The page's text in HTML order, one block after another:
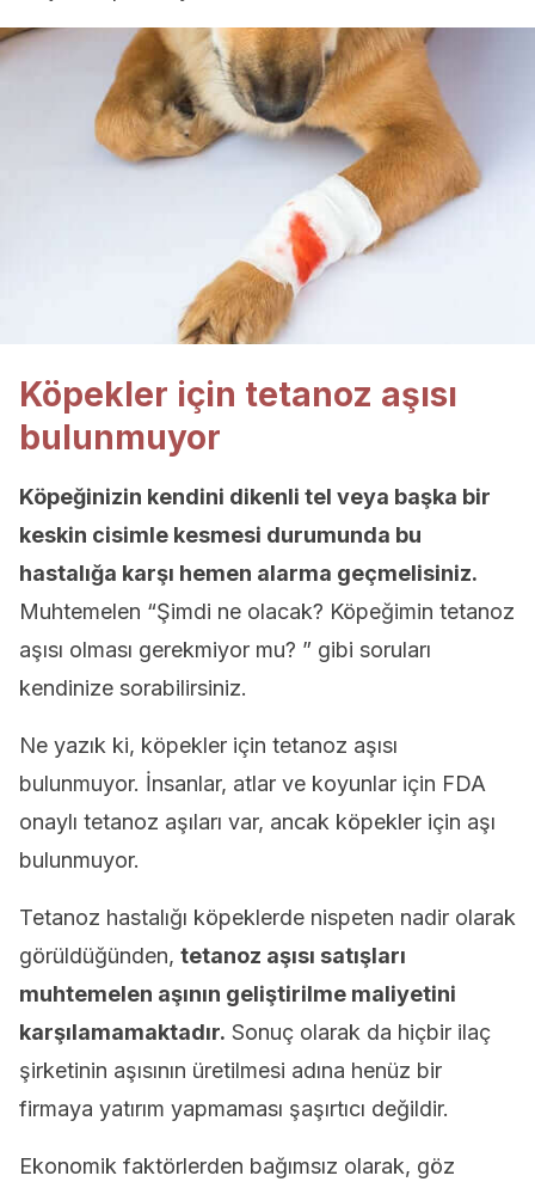
Köpekler için tetanoz aşısı
bulunmuyor
Köpeğinizin kendini dikenli tel veya başka bir
keskin cisimle kesmesi durumunda bu
hastalığa karşı hemen alarma geçmelisiniz.
Muhtemelen “Şimdi ne olacak? Köpeğimin tetanoz
aşısı olması gerekmiyor mu? ” gibi soruları
kendinize sorabilirsiniz.
Ne yazık ki, köpekler için tetanoz aşısı
bulunmuyor. İnsanlar, atlar ve koyunlar için FDA
onaylı tetanoz aşıları var, ancak köpekler için aşı
bulunmuyor.
Tetanoz hastalığı köpeklerde nispeten nadir olarak
görüldüğünden, tetanoz aşısı satışları
muhtemelen aşının geliştirilme maliyetini
karşılamamaktadır. Sonuç olarak da hiçbir ilaç
şirketinin aşısının üretilmesi adına henüz bir
firmaya yatırım yapmaması şaşırtıcı değildir.
Ekonomik faktörlerden bağımsız olarak, göz